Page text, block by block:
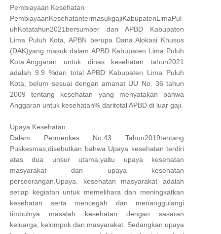
Pembiayaan Kesehatan
PembiayaanKesehatantermasukgajiKabupatenLimaPul
uhKotatahun2021bersumber dari APBD Kabupaten
Lima Puluh Kota, APBN berupa Dana Alokasi Khusus
(DAK)yang masuk dalam APBD Kabupaten Lima Puluh
Kota.Anggaran untuk dinas kesehatan tahun2021
adalah 9.9 %dari total APBD Kabupaten Lima Puluh
Kota, belum sesuai dengan amanat UU No. 36 tahun
2009 tentang kesehatan yang menyatakan bahwa
Anggaran untuk kesehatan% daritotal APBD di luar gaji.
Upaya Kesehatan
Dalam Permenkes No.43 Tahun2019tentang
Puskesmas,disebutkan bahwa Upaya kesehatan terdiri
atas dua unsur utama,yaitu upaya kesehatan
masyarakat dan upaya kesehatan
perseorangan.Upaya. kesehatan masyarakat adalah
setiap kegiatan untuk memelihara dan meningkatkan
kesehatan serta mencegah dan menanggulangi
timbulnya masalah kesehatan dengan sasaran
keluarga, kelompok dan masyarakat. Sedangkan upaya